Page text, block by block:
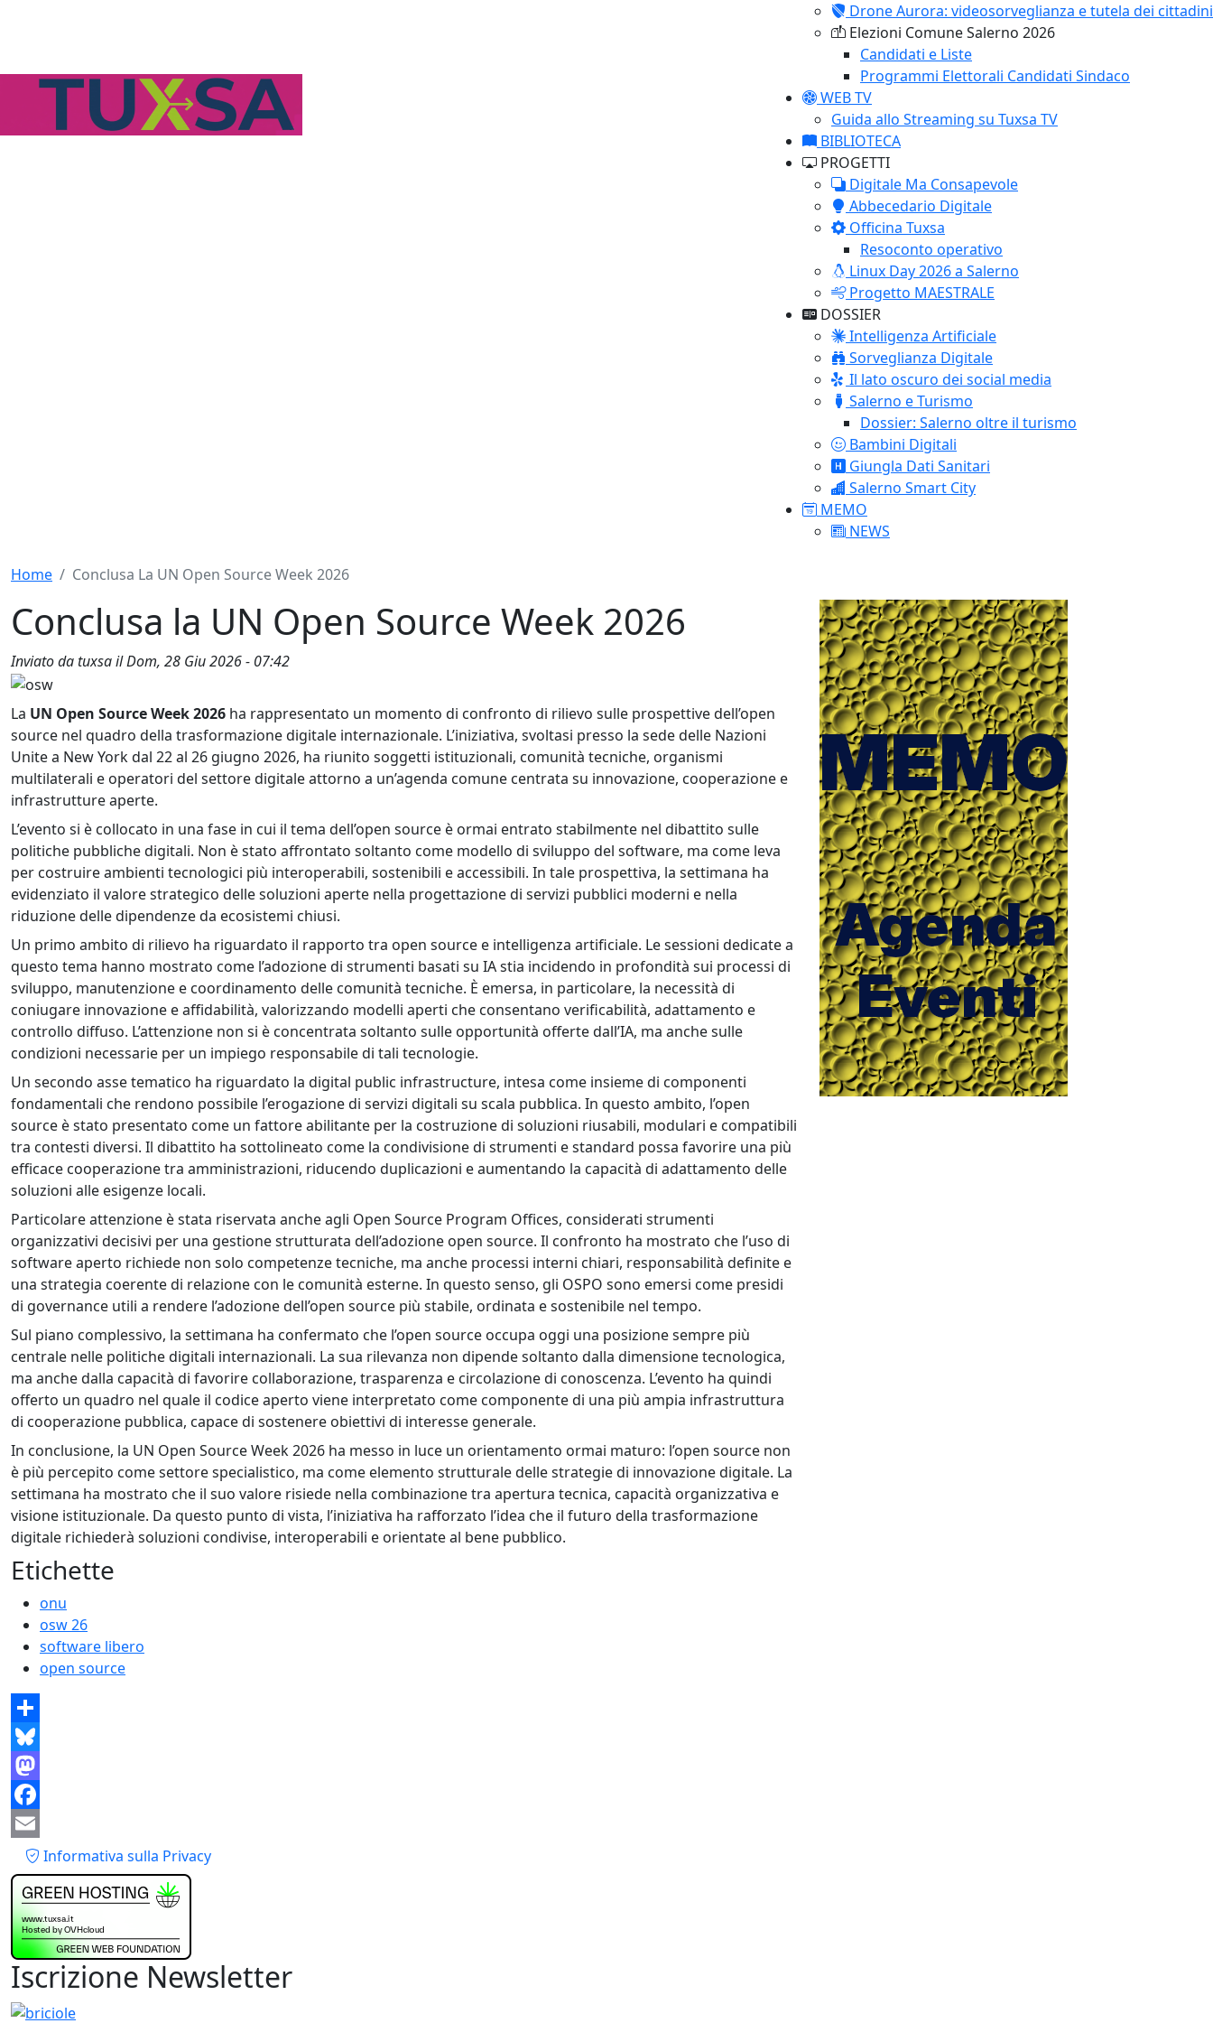
Drone Aurora: videosorveglianza e tutela dei cittadini
Elezioni Comune Salerno 2026
Candidati e Liste
Programmi Elettorali Candidati Sindaco
WEB TV
Guida allo Streaming su Tuxsa TV
BIBLIOTECA
PROGETTI
Digitale Ma Consapevole
Abbecedario Digitale
Officina Tuxsa
Resoconto operativo
Linux Day 2026 a Salerno
Progetto MAESTRALE
DOSSIER
Intelligenza Artificiale
Sorveglianza Digitale
Il lato oscuro dei social media
Salerno e Turismo
Dossier: Salerno oltre il turismo
Bambini Digitali
Giungla Dati Sanitari
Salerno Smart City
MEMO
NEWS
Home Conclusa La UN Open Source Week 2026
Conclusa la UN Open Source Week 2026
Inviato datuxsailDom, 28 Giu 2026 - 07:42
La UN Open Source Week 2026 ha rappresentato un momento di confronto di rilievo sulle prospettive dell’open
source nel quadro della trasformazione digitale internazionale. L’iniziativa, svoltasi presso la sede delle Nazioni
Unite a New York dal 22 al 26 giugno 2026, ha riunito soggetti istituzionali, comunità tecniche, organismi
multilaterali e operatori del settore digitale attorno a un’agenda comune centrata su innovazione, cooperazione e
infrastrutture aperte.
L’evento si è collocato in una fase in cui il tema dell’open source è ormai entrato stabilmente nel dibattito sulle
politiche pubbliche digitali. Non è stato affrontato soltanto come modello di sviluppo del software, ma come leva
per costruire ambienti tecnologici più interoperabili, sostenibili e accessibili. In tale prospettiva, la settimana ha
evidenziato il valore strategico delle soluzioni aperte nella progettazione di servizi pubblici moderni e nella
riduzione delle dipendenze da ecosistemi chiusi.
Un primo ambito di rilievo ha riguardato il rapporto tra open source e intelligenza artificiale. Le sessioni dedicate a
questo tema hanno mostrato come l’adozione di strumenti basati su IA stia incidendo in profondità sui processi di
sviluppo, manutenzione e coordinamento delle comunità tecniche. È emersa, in particolare, la necessità di
coniugare innovazione e affidabilità, valorizzando modelli aperti che consentano verificabilità, adattamento e
controllo diffuso. L’attenzione non si è concentrata soltanto sulle opportunità offerte dall’IA, ma anche sulle
condizioni necessarie per un impiego responsabile di tali tecnologie.
Un secondo asse tematico ha riguardato la digital public infrastructure, intesa come insieme di componenti
fondamentali che rendono possibile l’erogazione di servizi digitali su scala pubblica. In questo ambito, l’open
source è stato presentato come un fattore abilitante per la costruzione di soluzioni riusabili, modulari e compatibili
tra contesti diversi. Il dibattito ha sottolineato come la condivisione di strumenti e standard possa favorire una più
efficace cooperazione tra amministrazioni, riducendo duplicazioni e aumentando la capacità di adattamento delle
soluzioni alle esigenze locali.
Particolare attenzione è stata riservata anche agli Open Source Program Offices, considerati strumenti
organizzativi decisivi per una gestione strutturata dell’adozione open source. Il confronto ha mostrato che l’uso di
software aperto richiede non solo competenze tecniche, ma anche processi interni chiari, responsabilità definite e
una strategia coerente di relazione con le comunità esterne. In questo senso, gli OSPO sono emersi come presidi
di governance utili a rendere l’adozione dell’open source più stabile, ordinata e sostenibile nel tempo.
Sul piano complessivo, la settimana ha confermato che l’open source occupa oggi una posizione sempre più
centrale nelle politiche digitali internazionali. La sua rilevanza non dipende soltanto dalla dimensione tecnologica,
ma anche dalla capacità di favorire collaborazione, trasparenza e circolazione di conoscenza. L’evento ha quindi
offerto un quadro nel quale il codice aperto viene interpretato come componente di una più ampia infrastruttura
di cooperazione pubblica, capace di sostenere obiettivi di interesse generale.
In conclusione, la UN Open Source Week 2026 ha messo in luce un orientamento ormai maturo: l’open source non
è più percepito come settore specialistico, ma come elemento strutturale delle strategie di innovazione digitale. La
settimana ha mostrato che il suo valore risiede nella combinazione tra apertura tecnica, capacità organizzativa e
visione istituzionale. Da questo punto di vista, l’iniziativa ha rafforzato l’idea che il futuro della trasformazione
digitale richiederà soluzioni condivise, interoperabili e orientate al bene pubblico.
Etichette
onu
osw 26
software libero
open source
Share
Bluesky
Mastodon
Facebook
Email
Piè di pagina
Informativa sulla Privacy
Iscrizione Newsletter
Immagine